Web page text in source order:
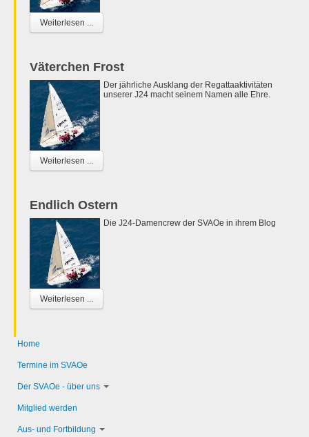
Weiterlesen ...
Väterchen Frost
Der jährliche Ausklang der Regattaaktivitäten
unserer J24 macht seinem Namen alle Ehre.
Weiterlesen ...
Endlich Ostern
Die J24-Damencrew der SVAOe in ihrem Blog
Weiterlesen ...
Home
Termine im SVAOe
Der SVAOe - über uns
Mitglied werden
Aus- und Fortbildung